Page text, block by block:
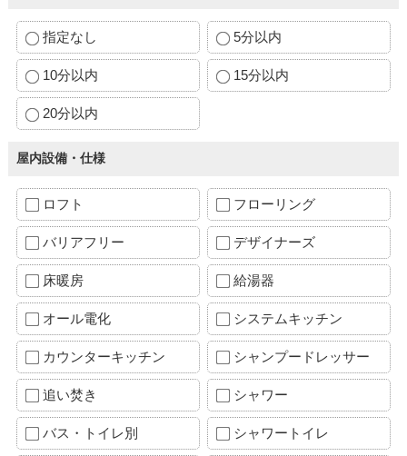
指定なし 5分以内
10分以内 15分以内
20分以内
屋内設備・仕様
ロフト フローリング
バリアフリー デザイナーズ
床暖房 給湯器
オール電化 システムキッチン
カウンターキッチン シャンプードレッサー
追い焚き シャワー
バス・トイレ別 シャワートイレ